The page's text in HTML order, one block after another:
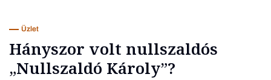
Üzlet
Hányszor volt nullszaldós
„Nullszaldó Károly”?